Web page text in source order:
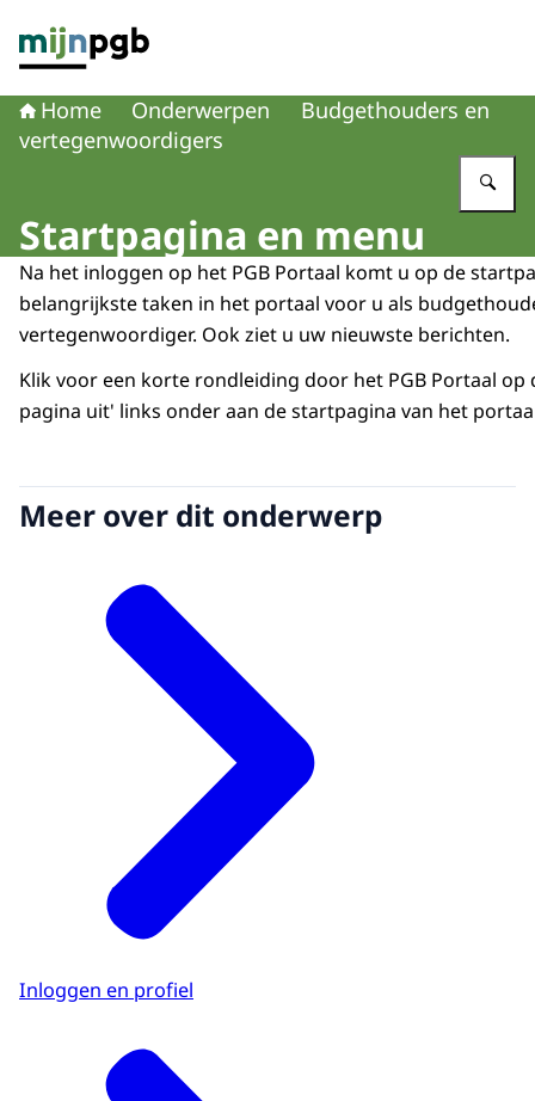
Home Onderwerpen
Budgethouders en
vertegenwoordigers
Startpagina en menu
Na het inloggen op het PGB Portaal komt u op de
belangrijkste taken in het portaal voor u als
vertegenwoordiger. Ook ziet u uw nieuwste berichten.
Klik voor een korte rondleiding door het PGB Portaal op
pagina uit' links onder aan de startpagina van het
Meer over dit onderwerp
Inloggen en profiel